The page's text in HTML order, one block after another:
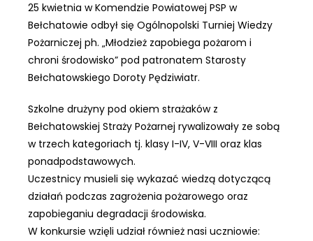
25 kwietnia w Komendzie Powiatowej PSP w
Bełchatowie odbył się Ogólnopolski Turniej Wiedzy
Pożarniczej ph. „Młodzież zapobiega pożarom i
chroni środowisko” pod patronatem Starosty
Bełchatowskiego Doroty Pędziwiatr.
Szkolne drużyny pod okiem strażaków z
Bełchatowskiej Straży Pożarnej rywalizowały ze sobą
w trzech kategoriach tj. klasy I-IV, V-VIII oraz klas
ponadpodstawowych.
Uczestnicy musieli się wykazać wiedzą dotyczącą
działań podczas zagrożenia pożarowego oraz
zapobieganiu degradacji środowiska.
W konkursie wzięli udział również nasi uczniowie: